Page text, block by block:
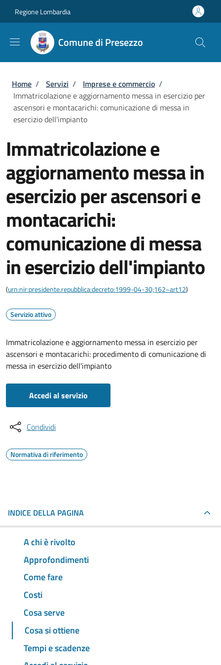
Regione Lombardia
Comune di Presezzo
Briciole di pane
Home / Servizi / Imprese e commercio /
Immatricolazione e aggiornamento messa in esercizio per
ascensori e montacarichi: comunicazione di messa in
esercizio dell'impianto
Immatricolazione e
aggiornamento messa in
esercizio per ascensori e
montacarichi:
comunicazione di messa
in esercizio dell'impianto
(urn:nir:presidente.repubblica:decreto:1999-04-30;162~art12)
Servizio attivo
Immatricolazione e aggiornamento messa in esercizio per
ascensori e montacarichi: procedimento di comunicazione di
messa in esercizio dell'impianto
Accedi al servizio
Condividi
Normativa di riferimento
INDICE DELLA PAGINA
A chi è rivolto
Approfondimenti
Come fare
Costi
Cosa serve
Cosa si ottiene
Tempi e scadenze